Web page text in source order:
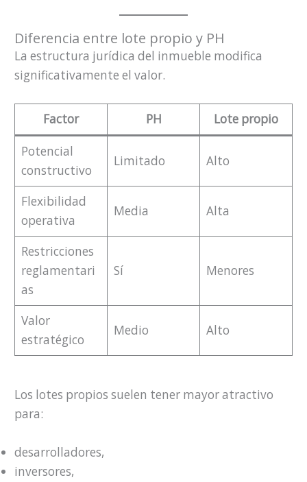
Diferencia entre lote propio y PH
La estructura jurídica del inmueble modifica
significativamente el valor.
Factor PH Lote propio
Potencial
constructivo
Limitado Alto
Flexibilidad
operativa
Media Alta
Restricciones
reglamentari
as
Sí Menores
Valor
estratégico
Medio Alto
Los lotes propios suelen tener mayor atractivo
para:
desarrolladores,
inversores,